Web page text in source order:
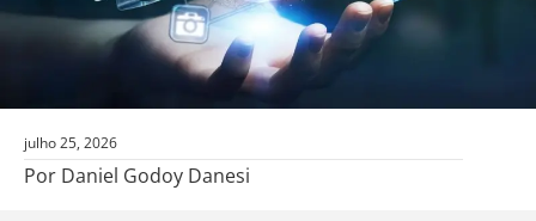
julho 25, 2026
Por Daniel Godoy Danesi